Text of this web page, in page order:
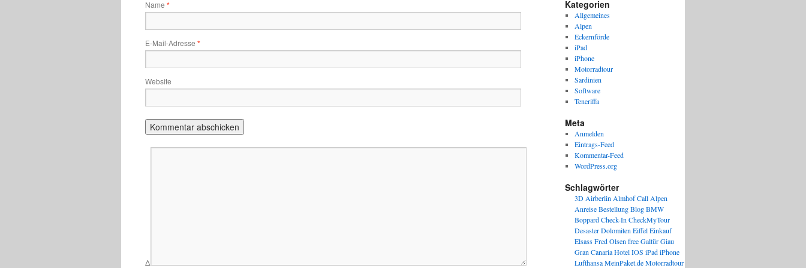
Name *
E-Mail-Adresse *
Website
Δ
Kategorien
Allgemeines
Alpen
Eckernförde
iPad
iPhone
Motorradtour
Sardinien
Software
Teneriffa
Meta
Anmelden
Eintrags-Feed
Kommentar-Feed
WordPress.org
Schlagwörter
3D Airberlin Almhof Call Alpen
Anreise Bestellung Blog BMW
Boppard Check-In CheckMyTour
Desaster Dolomiten Eiffel Einkauf
Elsass Fred Olsen free Galtür Giau
Gran Canaria Hotel IOS iPad iPhone
Lufthansa MeinPaket.de Motorradtour